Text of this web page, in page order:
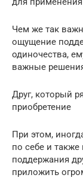
Чем же так
ощущение
одиночества,
важные
Друг, который
приобретение
При этом,
по себе и
поддержания
приложить